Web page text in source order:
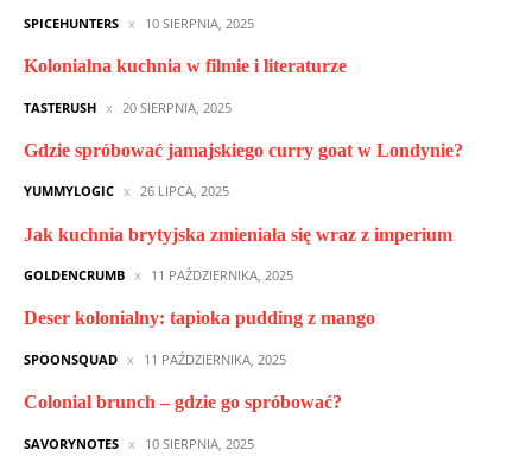
SPICEHUNTERS 10 SIERPNIA, 2025
Kolonialna kuchnia w filmie i literaturze
TASTERUSH 20 SIERPNIA, 2025
Gdzie spróbować jamajskiego curry goat w Londynie?
YUMMYLOGIC 26 LIPCA, 2025
Jak kuchnia brytyjska zmieniała się wraz z imperium
GOLDENCRUMB 11 PAŹDZIERNIKA, 2025
Deser kolonialny: tapioka pudding z mango
SPOONSQUAD 11 PAŹDZIERNIKA, 2025
Colonial brunch – gdzie go spróbować?
SAVORYNOTES 10 SIERPNIA, 2025